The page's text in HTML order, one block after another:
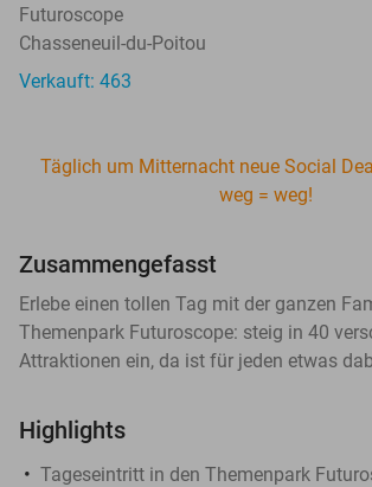
Futuroscope
Chasseneuil-du-Poitou
Verkauft: 463
Täglich um Mitternacht neue Social
weg = weg!
Zusammengefasst
Erlebe einen tollen Tag mit der ganzen
Themenpark Futuroscope: steig in 40
Attraktionen ein, da ist für jeden etwas
Highlights
Tageseintritt in den Themenpark